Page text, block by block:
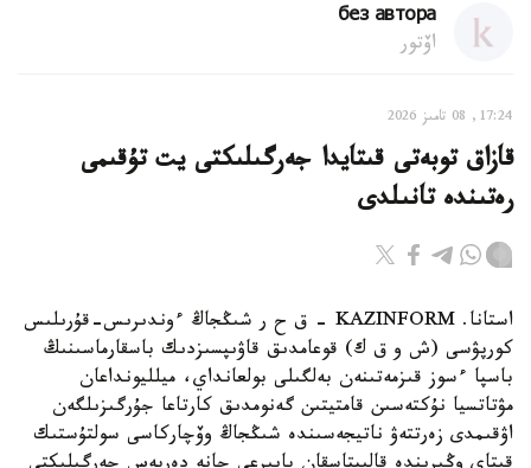
без автора
اۆتور
17:24, 08 تامىز 2026
قازاق توبەتى قىتايدا جەرگىلىكتى يت تۇقىمى
رەتىندە تانىلدى
استانا. KAZINFORM – ق ح ر شىڭجاڭ ءوندىرىس-قۇرىلىس
كورپۋسى (ش و ق ك) قوعامدىق قاۋىپسىزدىك باسقارماسىنىڭ
باسپا ءسوز قىزمەتىنەن بەلگىلى بولعانداي، ميلليونداعان
مۋتاتسيا نۇكتەسىن قامتيتىن گەنومدىق كارتاعا جۇرگىزىلگەن
اۋقىمدى زەرتتەۋ ناتيجەسىندە شىڭجاڭ وۆچاركاسى سولتۇستىك